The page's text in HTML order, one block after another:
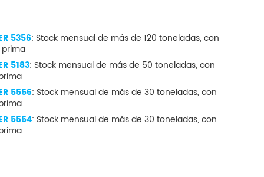
5356: Stock mensual de más de 120 toneladas, con
5183: Stock mensual de más de 50 toneladas, con
5556: Stock mensual de más de 30 toneladas, con
5554: Stock mensual de más de 30 toneladas, con